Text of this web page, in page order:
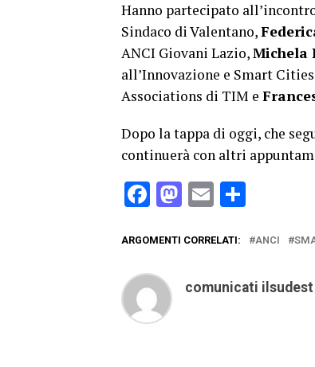
Hanno partecipato
Sindaco di Valentano,
ANCI Giovani Lazio,Michela
all’Innovazione e Smart
Associations di TIM e
Dopo la tappa di oggi, che
continuerà con altri
Facebook
Mastodon
Email
ARGOMENTI CORRELATI: ANCI
comunicati ilsudest